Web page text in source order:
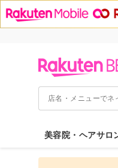
美容院・ヘアサロ